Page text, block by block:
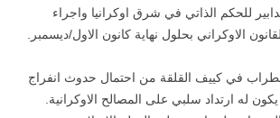
للحكم الذاتي في شرق اوكرانيا واجراء
الاوكراني بحلول نهاية كانون الاول/ديسمبر.
في كييف القلقة من احتمال حدوث انفراج
له ارتداد سلبي على المصالح الاوكرانية.